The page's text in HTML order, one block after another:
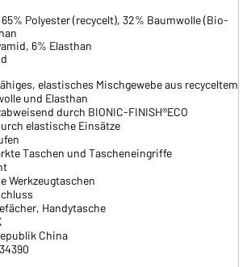
Polyester (recycelt), 32% Baumwolle (Bio-
6% Elasthan
elastisches Mischgewebe aus recyceltem
und Elasthan
durch BIONIC-FINISH®ECO
elastische Einsätze
Taschen und Tascheneingriffe
Werkzeugtaschen
Handytasche
China